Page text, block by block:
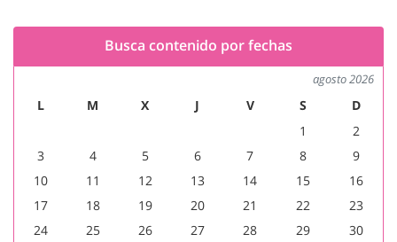
Busca contenido por fechas
agosto 2026
L M X J V S
D
1
2
3
4 5 6 7 8
9
10
11 12 13 14 15
16
17
18 19 20 21 22
23
24
25 26 27 28 29
30